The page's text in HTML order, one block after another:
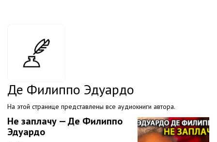
Де Филиппо Эдуардо
На этой странице представлены все аудиокниги автора.
Не заплачу — Де Филиппо
Эдуардо